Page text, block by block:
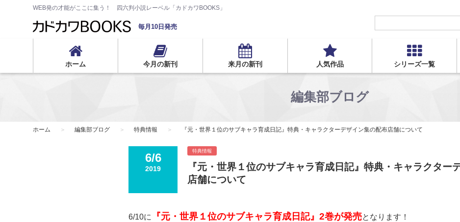
WEB発の才能がここに集う！ 四六判小説レーベル「カドカワBOOKS」
毎月10日発売
ホーム 今月の新刊 来月の新刊 人気作品 シリーズ一覧
編集部ブログ
ホーム 編集部ブログ 特典情報 『元・世界１位のサブキャラ育成日記』特典・キャラクターデザイン集の配布店舗について
6/6
2019
特典情報
『元・世界１位のサブキャラ育成日記』特典・キャラクター
店舗について
6/10に 『元・世界１位のサブキャラ育成日記』2巻が発売となります！